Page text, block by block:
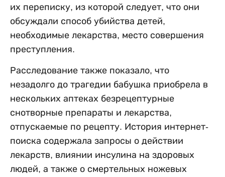
их переписку, из которой следует, что они
обсуждали способ убийства детей,
необходимые лекарства, место совершения
преступления.
Расследование также показало, что
незадолго до трагедии бабушка приобрела в
нескольких аптеках безрецептурные
снотворные препараты и лекарства,
отпускаемые по рецепту. История интернет-
поиска содержала запросы о действии
лекарств, влиянии инсулина на здоровых
людей, а также о смертельных ножевых